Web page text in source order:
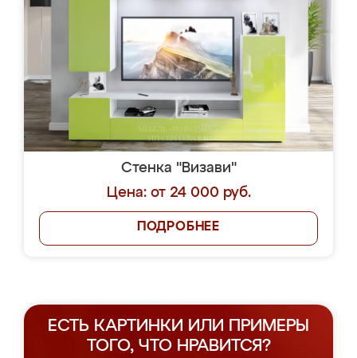
Стенка "Визави"
Цена: от 24 000 руб.
ПОДРОБНЕЕ
ЕСТЬ КАРТИНКИ ИЛИ ПРИМЕРЫ
ТОГО, ЧТО НРАВИТСЯ?